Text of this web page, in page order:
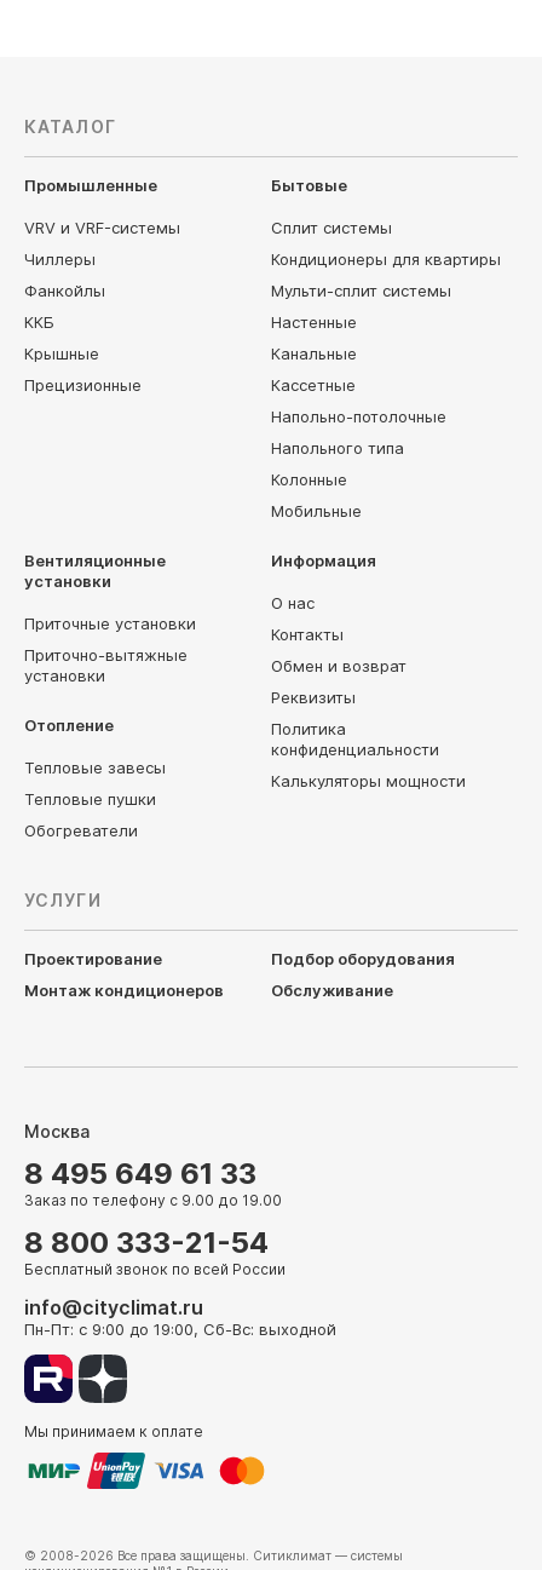
КАТАЛОГ
Промышленные
VRV и VRF-системы
Чиллеры
Фанкойлы
ККБ
Крышные
Прецизионные
Бытовые
Сплит системы
Кондиционеры для квартиры
Мульти-сплит системы
Настенные
Канальные
Кассетные
Напольно-потолочные
Напольного типа
Колонные
Мобильные
Вентиляционные
установки
Приточные установки
Приточно-вытяжные
установки
Отопление
Тепловые завесы
Тепловые пушки
Обогреватели
Информация
О нас
Контакты
Обмен и возврат
Реквизиты
Политика
конфиденциальности
Калькуляторы мощности
УСЛУГИ
Проектирование
Подбор оборудования
Монтаж кондиционеров
Обслуживание
Москва
8 495 649 61 33
Заказ по телефону с 9.00 до 19.00
8 800 333-21-54
Бесплатный звонок по всей России
info@cityclimat.ru
Пн-Пт: с 9:00 до 19:00, Сб-Вс: выходной
Мы принимаем к оплате
© 2008-2026 Все права защищены. Ситиклимат — системы